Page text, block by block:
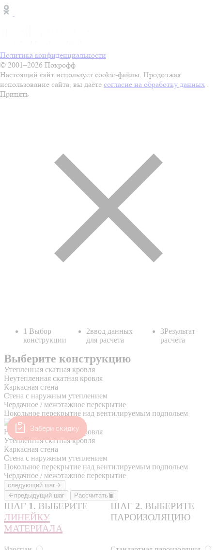
Политика конфиденциальности
© 2001–2026 Покрофф
Настоящий сайт использует cookie-файлы. Продолжая
использование сайта, вы даёте согласие на обработку данных .
Принять
Забери скидку